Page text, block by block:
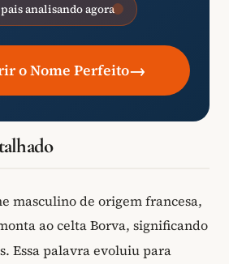
pais analisando agora
o Nome Perfeito→
masculino de origem francesa,
ao celta Borva, significando
Essa palavra evoluiu para